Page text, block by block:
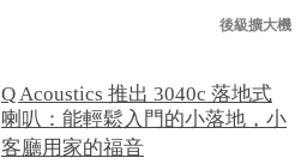
後級擴大機
Q Acoustics 推出 3040c 落地式
喇叭：能輕鬆入門的小落地，小
客廳用家的福音